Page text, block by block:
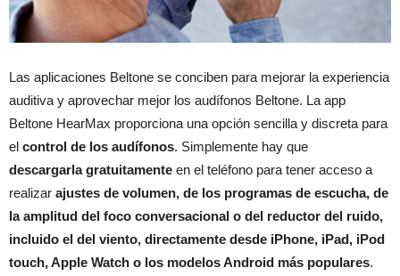
Las aplicaciones Beltone se conciben para mejorar la experiencia
auditiva y aprovechar mejor los audífonos Beltone. La app
Beltone HearMax proporciona una opción sencilla y discreta para
el control de los audífonos. Simplemente hay que
descargarla gratuitamente en el teléfono para tener acceso a
realizar ajustes de volumen, de los programas de escucha, de
la amplitud del foco conversacional o del reductor del ruido,
incluido el del viento, directamente desde iPhone, iPad, iPod
touch, Apple Watch o los modelos Android más populares.